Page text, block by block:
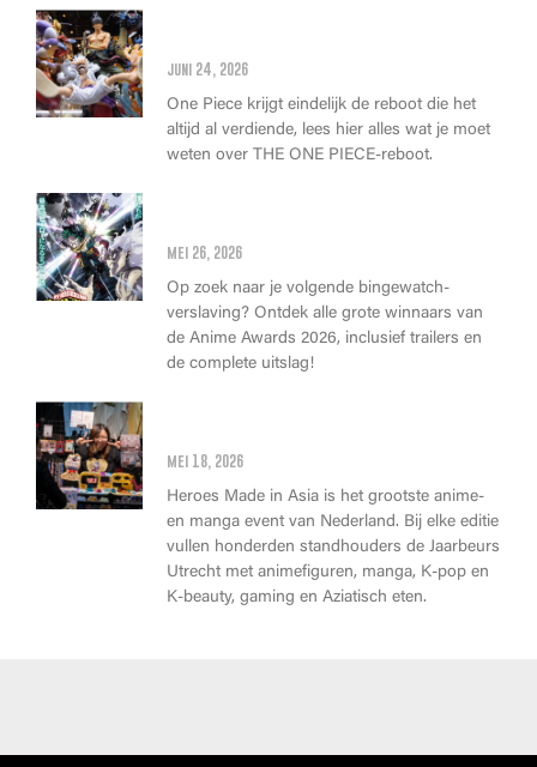
juni 24, 2026
One Piece krijgt eindelijk de reboot die het
altijd al verdiende, lees hier alles wat je moet
weten over THE ONE PIECE-reboot.
mei 26, 2026
Op zoek naar je volgende bingewatch-
verslaving? Ontdek alle grote winnaars van
de Anime Awards 2026, inclusief trailers en
de complete uitslag!
mei 18, 2026
Heroes Made in Asia is het grootste anime-
en manga event van Nederland. Bij elke editie
vullen honderden standhouders de Jaarbeurs
Utrecht met animefiguren, manga, K-pop en
K-beauty, gaming en Aziatisch eten.